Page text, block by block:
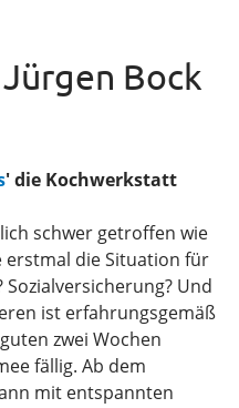
Bock
' die Kochwerkstatt
schwer getroffen wie
erstmal die Situation für
Und
ist erfahrungsgemäß
zwei Wochen
fällig. Ab dem
mit entspannten